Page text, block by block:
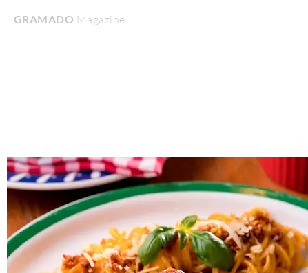
GRAMADO MagazineHome